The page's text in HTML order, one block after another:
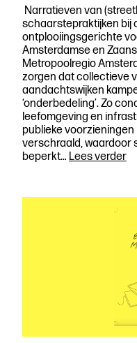
Narratieven van
schaarstepraktijken bij
ontplooiingsgerichte
Amsterdamse en
Metropoolregio
zorgen dat collectieve
aandachtswijken
‘onderbedeling’. Zo
leefomgeving en
publieke voorzieningen
verschraald, waardoor
beperkt… Lees verder